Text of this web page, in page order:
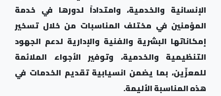
الإنسانية والخدمية، وامتداداً لدورها في خدمة
المؤمنين في مختلف المناسبات من خلال تسخير
إمكاناتها البشرية والفنية والإدارية لدعم الجهود
التنظيمية والخدمية، وتوفير الأجواء الملائمة
للمعزّين، بما يضمن انسيابية تقديم الخدمات في
هذه المناسبة الأليمة.